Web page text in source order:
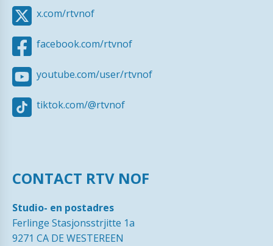
x.com/rtvnof
facebook.com/rtvnof
youtube.com/user/rtvnof
tiktok.com/@rtvnof
CONTACT RTV NOF
Studio- en postadres
Ferlinge Stasjonsstrjitte 1a
9271 CA DE WESTEREEN